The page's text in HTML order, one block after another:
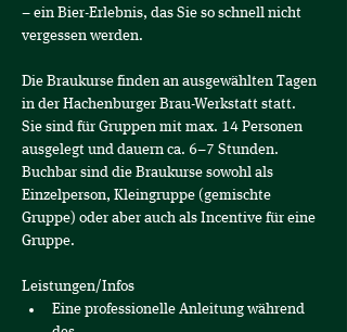
– ein Bier-Erlebnis, das Sie so schnell nicht
vergessen werden.
Die Braukurse finden an ausgewählten Tagen
in der Hachenburger Brau-Werkstatt statt.
Sie sind für Gruppen mit max. 14 Personen
ausgelegt und dauern ca. 6–7 Stunden.
Buchbar sind die Braukurse sowohl als
Einzelperson, Kleingruppe (gemischte
Gruppe) oder aber auch als Incentive für eine
Gruppe.
Leistungen/Infos
Eine professionelle Anleitung während